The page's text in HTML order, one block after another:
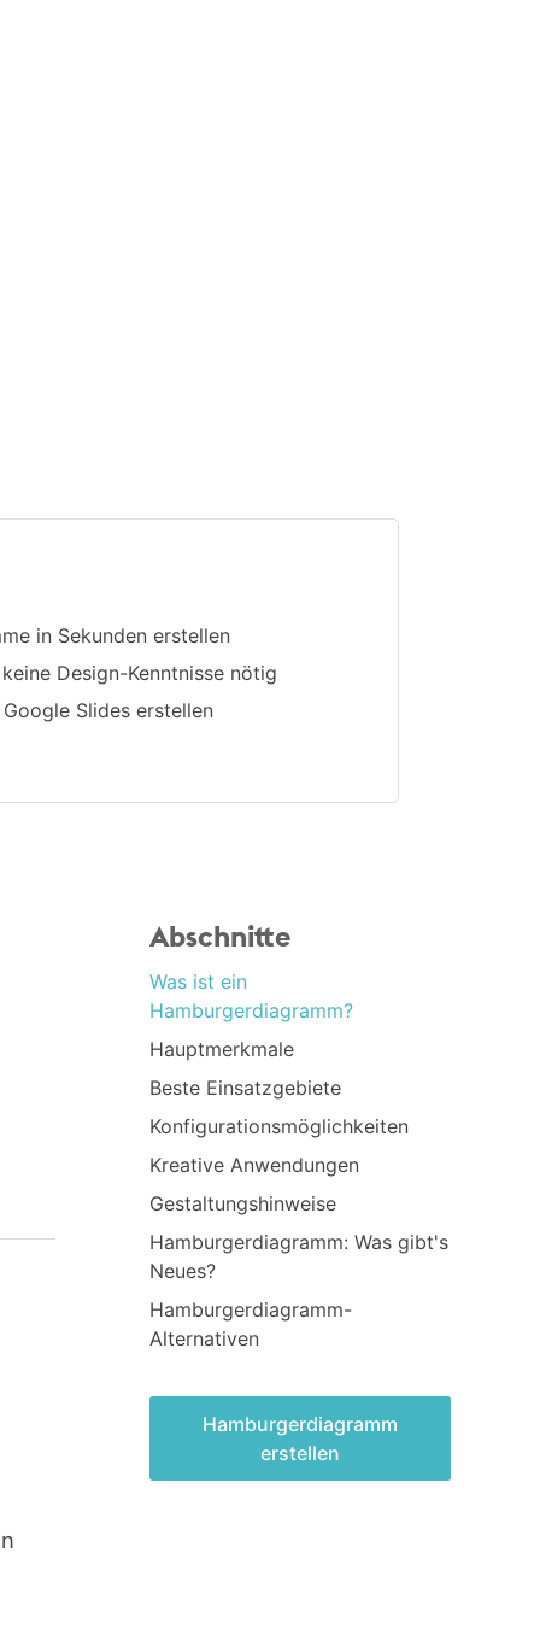
in Sekunden erstellen
Design-Kenntnisse nötig
Slides erstellen
Abschnitte
Was ist ein
Hamburgerdiagramm?
Hauptmerkmale
Beste Einsatzgebiete
Konfigurationsmöglichkeiten
Kreative Anwendungen
Gestaltungshinweise
Hamburger­diagramm: Was gibt's
Neues?
Hamburger­diagramm-
Alternativen
Hamburger­diagramm
erstellen